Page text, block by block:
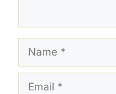
Name
Email